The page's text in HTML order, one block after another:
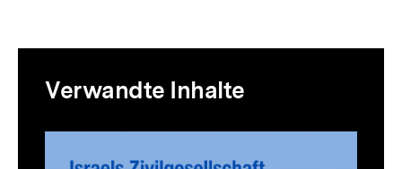
zur
Thematik
Verwandte Inhalte
überspringen